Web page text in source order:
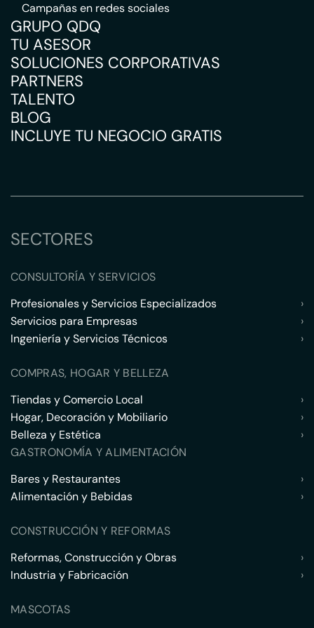
Campañas en redes sociales
GRUPO QDQ
TU ASESOR
SOLUCIONES CORPORATIVAS
PARTNERS
TALENTO
BLOG
INCLUYE TU NEGOCIO GRATIS
SECTORES
CONSULTORÍA Y SERVICIOS
Profesionales y Servicios Especializados
›
Servicios para Empresas
›
Ingeniería y Servicios Técnicos
›
COMPRAS, HOGAR Y BELLEZA
Tiendas y Comercio Local
›
Hogar, Decoración y Mobiliario
›
Belleza y Estética
›
GASTRONOMÍA Y ALIMENTACIÓN
Bares y Restaurantes
›
Alimentación y Bebidas
›
CONSTRUCCIÓN Y REFORMAS
Reformas, Construcción y Obras
›
Industria y Fabricación
›
MASCOTAS